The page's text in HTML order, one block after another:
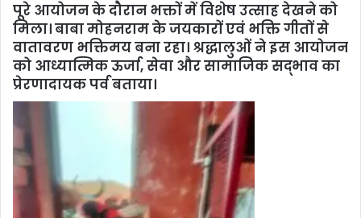
पूरे आयोजन के दौरान भक्तों में विशेष उत्साह देखने को
मिला। बाबा मोहनराम के जयकारों एवं भक्ति गीतों से
वातावरण भक्तिमय बना रहा। श्रद्धालुओं ने इस आयोजन
को आध्यात्मिक ऊर्जा, सेवा और सामाजिक सद्भाव का
प्रेरणादायक पर्व बताया।